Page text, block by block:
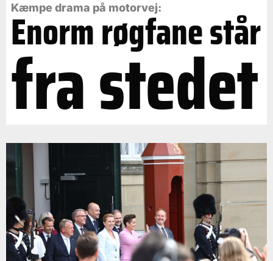
Kæmpe drama på motorvej:
Enorm røgfane står
fra stedet